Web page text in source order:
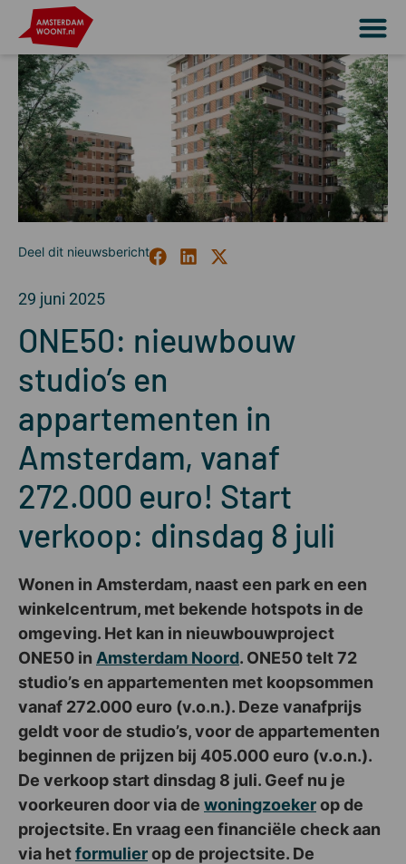
29 juni 2025
ONE50: nieuwbouw
studio’s en
appartementen in
Amsterdam, vanaf
272.000 euro! Start
verkoop: dinsdag 8 juli
Wonen in Amsterdam, naast een park en een
winkelcentrum, met bekende hotspots in de
omgeving. Het kan in nieuwbouwproject
ONE50 in Amsterdam Noord. ONE50 telt 72
studio’s en appartementen met koopsommen
vanaf 272.000 euro (v.o.n.). Deze vanafprijs
geldt voor de studio’s, voor de appartementen
beginnen de prijzen bij 405.000 euro (v.o.n.).
De verkoop start dinsdag 8 juli. Geef nu je
voorkeuren door via de woningzoekerop de
projectsite. En vraag een financiële check aan
via hetformulierop de projectsite. De